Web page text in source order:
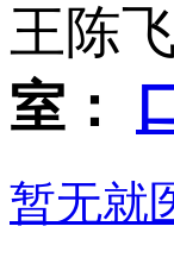
王陈飞
室：
暂无就